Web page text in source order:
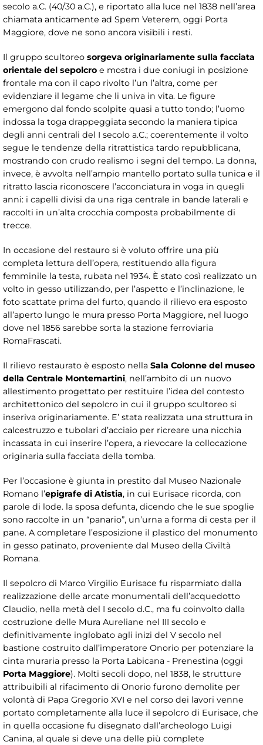
secolo a.C. (40/30 a.C.), e riportato alla luce nel 1838 nell’area
chiamata anticamente ad Spem Veterem, oggi Porta
Maggiore, dove ne sono ancora visibili i resti.
Il gruppo scultoreo sorgeva originariamente sulla facciata
orientale del sepolcro e mostra i due coniugi in posizione
frontale ma con il capo rivolto l’un l’altra, come per
evidenziare il legame che li univa in vita. Le figure
emergono dal fondo scolpite quasi a tutto tondo; l’uomo
indossa la toga drappeggiata secondo la maniera tipica
degli anni centrali del I secolo a.C.; coerentemente il volto
segue le tendenze della ritrattistica tardo repubblicana,
mostrando con crudo realismo i segni del tempo. La donna,
invece, è avvolta nell’ampio mantello portato sulla tunica e il
ritratto lascia riconoscere l’acconciatura in voga in quegli
anni: i capelli divisi da una riga centrale in bande laterali e
raccolti in un’alta crocchia composta probabilmente di
trecce.
In occasione del restauro si è voluto offrire una più
completa lettura dell’opera, restituendo alla figura
femminile la testa, rubata nel 1934. È stato così realizzato un
volto in gesso utilizzando, per l’aspetto e l’inclinazione, le
foto scattate prima del furto, quando il rilievo era esposto
all’aperto lungo le mura presso Porta Maggiore, nel luogo
dove nel 1856 sarebbe sorta la stazione ferroviaria
RomaFrascati.
Il rilievo restaurato è esposto nella Sala Colonne del museo
della Centrale Montemartini, nell’ambito di un nuovo
allestimento progettato per restituire l’idea del contesto
architettonico del sepolcro in cui il gruppo scultoreo si
inseriva originariamente. E’ stata realizzata una struttura in
calcestruzzo e tubolari d’acciaio per ricreare una nicchia
incassata in cui inserire l’opera, a rievocare la collocazione
originaria sulla facciata della tomba.
Per l’occasione è giunta in prestito dal Museo Nazionale
Romano l’epigrafe di Atistia, in cui Eurisace ricorda, con
parole di lode. la sposa defunta, dicendo che le sue spoglie
sono raccolte in un “panario”, un’urna a forma di cesta per il
pane. A completare l’esposizione il plastico del monumento
in gesso patinato, proveniente dal Museo della Civiltà
Romana.
Il sepolcro di Marco Virgilio Eurisace fu risparmiato dalla
realizzazione delle arcate monumentali dell’acquedotto
Claudio, nella metà del I secolo d.C., ma fu coinvolto dalla
costruzione delle Mura Aureliane nel III secolo e
definitivamente inglobato agli inizi del V secolo nel
bastione costruito dall’imperatore Onorio per potenziare la
cinta muraria presso la Porta Labicana - Prenestina (oggi
Porta Maggiore). Molti secoli dopo, nel 1838, le strutture
attribuibili al rifacimento di Onorio furono demolite per
volontà di Papa Gregorio XVI e nel corso dei lavori venne
portato completamente alla luce il sepolcro di Eurisace, che
in quella occasione fu disegnato dall’archeologo Luigi
Canina, al quale si deve una delle più complete